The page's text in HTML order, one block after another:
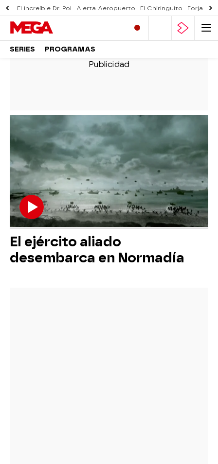
El increíble Dr. Pol Alerta Aeropuerto El Chiringuito Forjado
SERIES PROGRAMAS
El ejército aliado
desembarca en Normadía